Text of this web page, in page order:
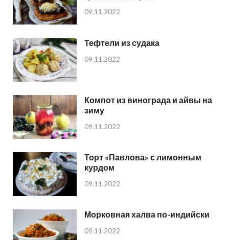
09.11.2022
Тефтели из судака
09.11.2022
Компот из винограда и айвы на
зиму
09.11.2022
Торт «Павлова» с лимонным
курдом
09.11.2022
Морковная халва по-индийски
09.11.2022